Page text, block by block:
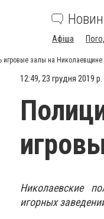
Афіша
игровые залы на Николаевщине
12:49, 23 грудня 2019 р.
Николаевские
игорных